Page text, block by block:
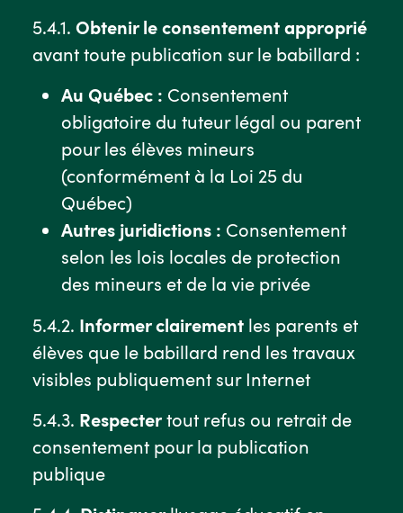
5.4.1. Obtenir le consentement approprié
avant toute publication sur le babillard :
Au Québec : Consentement
obligatoire du tuteur légal ou parent
pour les élèves mineurs
(conformément à la Loi 25 du
Québec)
Autres juridictions : Consentement
selon les lois locales de protection
des mineurs et de la vie privée
5.4.2. Informer clairementles parents et
élèves que le babillard rend les travaux
visibles publiquement sur Internet
5.4.3. Respectertout refus ou retrait de
consentement pour la publication
publique